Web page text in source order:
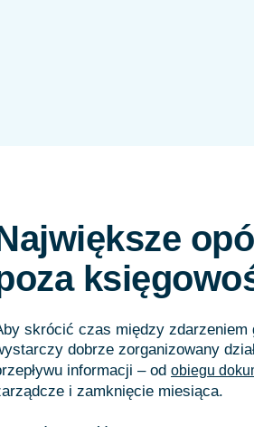
skrócić czas między
dobrze zorganizowany
informacji – od obiegu
i zamknięcie miesiąca.